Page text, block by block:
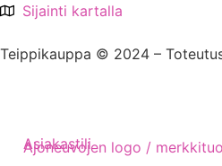
Sijainti kartalla
Teippikauppa © 2024 –
Ajoneuvojen logo /
Asiakastili